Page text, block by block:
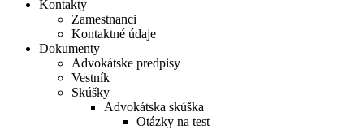
Kontakty
Zamestnanci
Kontaktné údaje
Dokumenty
Advokátske predpisy
Vestník
Skúšky
Advokátska skúška
Otázky na test